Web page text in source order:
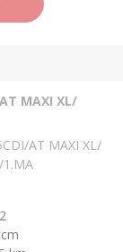
MAXI XL/